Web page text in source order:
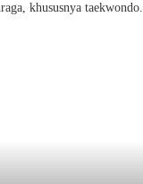
khususnya taekwondo.